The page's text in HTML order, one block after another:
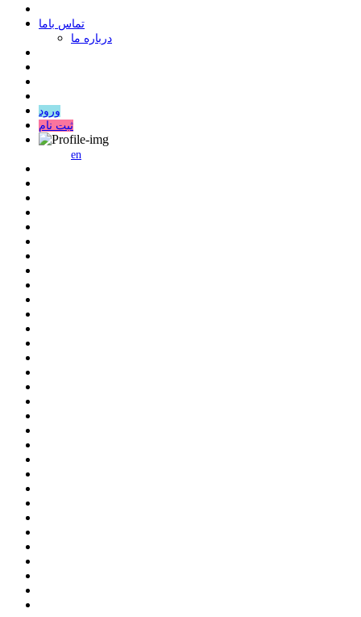
ﺗﻤﺎﺱ ﺑﺎﻣﺎ
درباره ما
ورود
ثبت نام
en